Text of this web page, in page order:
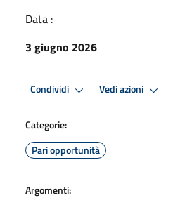
Data :
3 giugno 2026
Condividi Vedi azioni
Categorie:
Pari opportunità
Argomenti: